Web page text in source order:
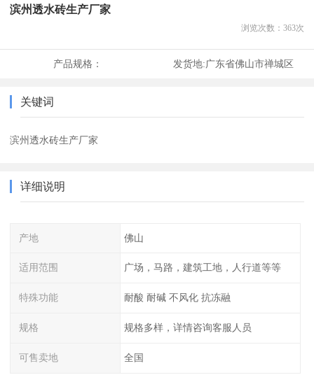
滨州透水砖生产厂家
浏览次数： 363次
产品规格： 发货地:广东省佛山市禅城区
关键词
滨州透水砖生产厂家
详细说明
产地 佛山
适用范围 广场，马路，建筑工地，人行道等等
特殊功能 耐酸 耐碱 不风化 抗冻融
规格 规格多样，详情咨询客服人员
可售卖地 全国